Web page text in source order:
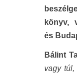
könyv,
és
Bálint
vagy